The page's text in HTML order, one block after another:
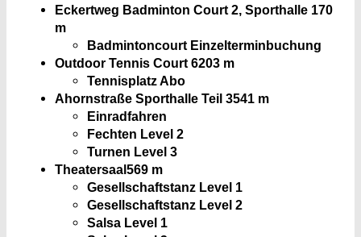
Eckertweg Badminton Court 2, Sporthalle 170
m
Badmintoncourt Einzelterminbuchung
Outdoor Tennis Court 6203 m
Tennisplatz Abo
Ahornstraße Sporthalle Teil 3541 m
Einradfahren
Fechten Level 2
Turnen Level 3
Theatersaal569 m
Gesellschaftstanz Level 1
Gesellschaftstanz Level 2
Salsa Level 1